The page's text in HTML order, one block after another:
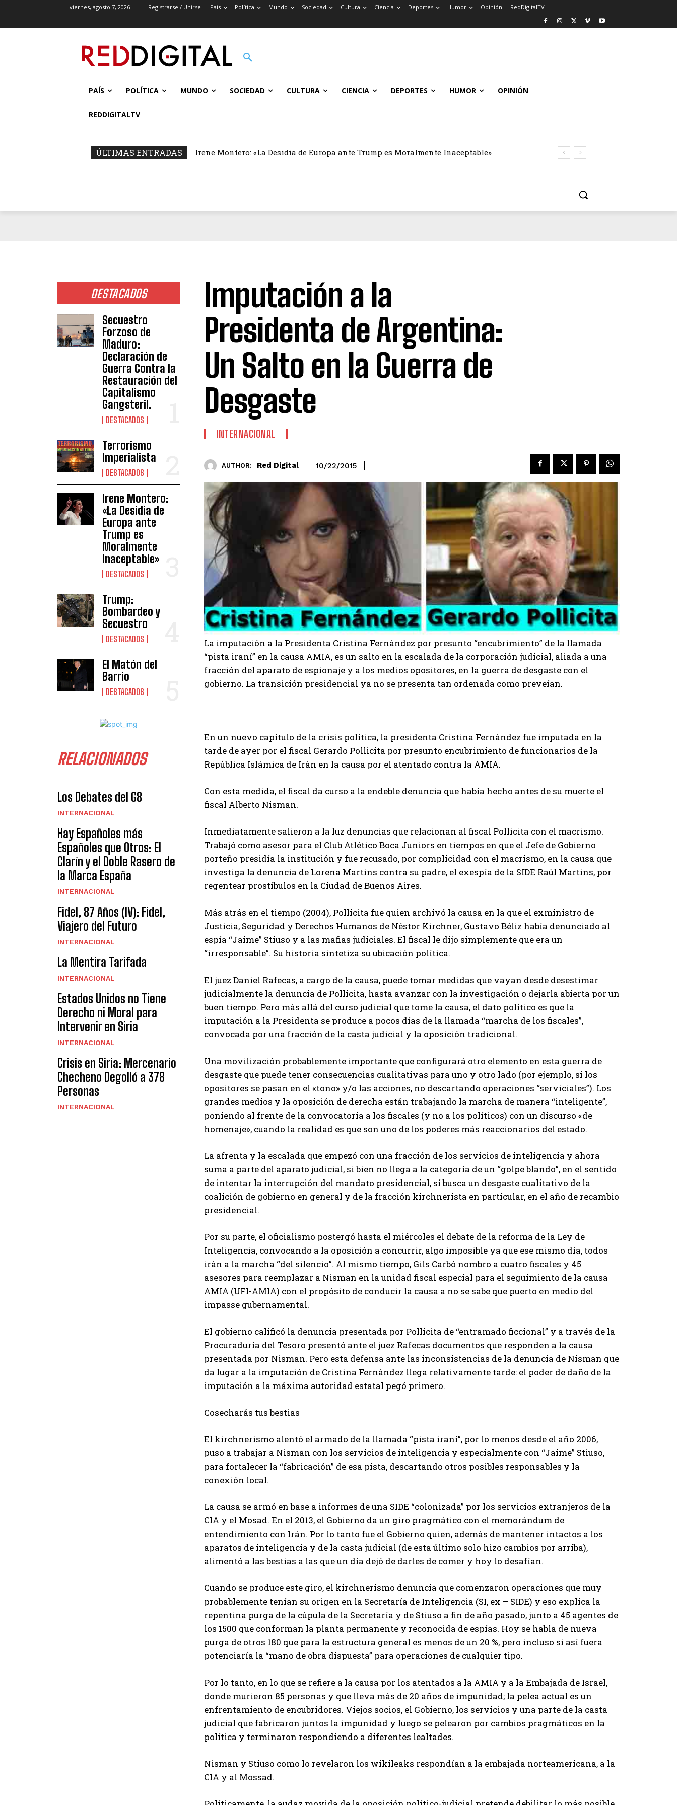
viernes, agosto 7, 2026 Registrarse / Unirse País Política Mundo Sociedad Cultura Ciencia Deportes Humor Opinión RedDigitalTV
PAÍS POLÍTICA MUNDO SOCIEDAD CULTURA CIENCIA DEPORTES HUMOR OPINIÓN
REDDIGITALTV
ÚLTIMAS ENTRADAS Irene Montero: «La Desidia de Europa ante Trump es Moralmente Inaceptable»
DESTACADOS
Secuestro
Forzoso de
Maduro:
Declaración de
Guerra Contra la
Restauración del
Capitalismo
Gangsteril.
DESTACADOS
Terrorismo
Imperialista
DESTACADOS
Irene Montero:
«La Desidia de
Europa ante
Trump es
Moralmente
Inaceptable»
DESTACADOS
Trump:
Bombardeo y
Secuestro
DESTACADOS
El Matón del
Barrio
DESTACADOS
RELACIONADOS
Los Debates del G8
INTERNACIONAL
Hay Españoles más
Españoles que Otros: El
Clarín y el Doble Rasero de
la Marca España
INTERNACIONAL
Fidel, 87 Años (IV): Fidel,
Viajero del Futuro
INTERNACIONAL
La Mentira Tarifada
INTERNACIONAL
Estados Unidos no Tiene
Derecho ni Moral para
Intervenir en Siria
INTERNACIONAL
Crisis en Siria: Mercenario
Checheno Degolló a 378
Personas
INTERNACIONAL
Imputación a la
Presidenta de Argentina:
Un Salto en la Guerra de
Desgaste
INTERNACIONAL
AUTHOR: Red Digital 10/22/2015
La imputación a la Presidenta Cristina Fernández por presunto “encubrimiento” de la llamada
“pista iraní” en la causa AMIA, es un salto en la escalada de la corporación judicial, aliada a una
fracción del aparato de espionaje y a los medios opositores, en la guerra de desgaste con el
gobierno. La transición presidencial ya no se presenta tan ordenada como preveían.
En un nuevo capítulo de la crisis política, la presidenta Cristina Fernández fue imputada en la
tarde de ayer por el fiscal Gerardo Pollicita por presunto encubrimiento de funcionarios de la
República Islámica de Irán en la causa por el atentado contra la AMIA.
Con esta medida, el fiscal da curso a la endeble denuncia que había hecho antes de su muerte el
fiscal Alberto Nisman.
Inmediatamente salieron a la luz denuncias que relacionan al fiscal Pollicita con el macrismo.
Trabajó como asesor para el Club Atlético Boca Juniors en tiempos en que el Jefe de Gobierno
porteño presidía la institución y fue recusado, por complicidad con el macrismo, en la causa que
investiga la denuncia de Lorena Martins contra su padre, el exespía de la SIDE Raúl Martins, por
regentear prostíbulos en la Ciudad de Buenos Aires.
Más atrás en el tiempo (2004), Pollicita fue quien archivó la causa en la que el exministro de
Justicia, Seguridad y Derechos Humanos de Néstor Kirchner, Gustavo Béliz había denunciado al
espía “Jaime” Stiuso y a las mafias judiciales. El fiscal le dijo simplemente que era un
“irresponsable”. Su historia sintetiza su ubicación política.
El juez Daniel Rafecas, a cargo de la causa, puede tomar medidas que vayan desde desestimar
judicialmente la denuncia de Pollicita, hasta avanzar con la investigación o dejarla abierta por un
buen tiempo. Pero más allá del curso judicial que tome la causa, el dato político es que la
imputación a la Presidenta se produce a pocos días de la llamada “marcha de los fiscales”,
convocada por una fracción de la casta judicial y la oposición tradicional.
Una movilización probablemente importante que configurará otro elemento en esta guerra de
desgaste que puede tener consecuencias cualitativas para uno y otro lado (por ejemplo, si los
opositores se pasan en el «tono» y/o las acciones, no descartando operaciones “serviciales”). Los
grandes medios y la oposición de derecha están trabajando la marcha de manera “inteligente”,
poniendo al frente de la convocatoria a los fiscales (y no a los políticos) con un discurso «de
homenaje», cuando la realidad es que son uno de los poderes más reaccionarios del estado.
La afrenta y la escalada que empezó con una fracción de los servicios de inteligencia y ahora
suma a parte del aparato judicial, si bien no llega a la categoría de un “golpe blando”, en el sentido
de intentar la interrupción del mandato presidencial, sí busca un desgaste cualitativo de la
coalición de gobierno en general y de la fracción kirchnerista en particular, en el año de recambio
presidencial.
Por su parte, el oficialismo postergó hasta el miércoles el debate de la reforma de la Ley de
Inteligencia, convocando a la oposición a concurrir, algo imposible ya que ese mismo día, todos
irán a la marcha “del silencio”. Al mismo tiempo, Gils Carbó nombro a cuatro fiscales y 45
asesores para reemplazar a Nisman en la unidad fiscal especial para el seguimiento de la causa
AMIA (UFI-AMIA) con el propósito de conducir la causa a no se sabe que puerto en medio del
impasse gubernamental.
El gobierno calificó la denuncia presentada por Pollicita de “entramado ficcional” y a través de la
Procuraduría del Tesoro presentó ante el juez Rafecas documentos que responden a la causa
presentada por Nisman. Pero esta defensa ante las inconsistencias de la denuncia de Nisman que
da lugar a la imputación de Cristina Fernández llega relativamente tarde: el poder de daño de la
imputación a la máxima autoridad estatal pegó primero.
Cosecharás tus bestias
El kirchnerismo alentó el armado de la llamada “pista iraní”, por lo menos desde el año 2006,
puso a trabajar a Nisman con los servicios de inteligencia y especialmente con “Jaime” Stiuso,
para fortalecer la “fabricación” de esa pista, descartando otros posibles responsables y la
conexión local.
La causa se armó en base a informes de una SIDE “colonizada” por los servicios extranjeros de la
CIA y el Mosad. En el 2013, el Gobierno da un giro pragmático con el memorándum de
entendimiento con Irán. Por lo tanto fue el Gobierno quien, además de mantener intactos a los
aparatos de inteligencia y de la casta judicial (de esta último solo hizo cambios por arriba),
alimentó a las bestias a las que un día dejó de darles de comer y hoy lo desafían.
Cuando se produce este giro, el kirchnerismo denuncia que comenzaron operaciones que muy
probablemente tenían su origen en la Secretaría de Inteligencia (SI, ex – SIDE) y eso explica la
repentina purga de la cúpula de la Secretaría y de Stiuso a fin de año pasado, junto a 45 agentes de
los 1500 que conforman la planta permanente y reconocida de espías. Hoy se habla de nueva
purga de otros 180 que para la estructura general es menos de un 20 %, pero incluso si así fuera
potenciaría la “mano de obra dispuesta” para operaciones de cualquier tipo.
Por lo tanto, en lo que se refiere a la causa por los atentados a la AMIA y a la Embajada de Israel,
donde murieron 85 personas y que lleva más de 20 años de impunidad; la pelea actual es un
enfrentamiento de encubridores. Viejos socios, el Gobierno, los servicios y una parte de la casta
judicial que fabricaron juntos la impunidad y luego se pelearon por cambios pragmáticos en la
política y terminaron respondiendo a diferentes lealtades.
Nisman y Stiuso como lo revelaron los wikileaks respondían a la embajada norteamericana, a la
CIA y al Mossad.